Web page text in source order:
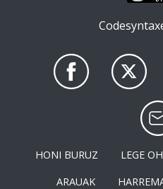
HONI BURUZ LEGE
ARAUAK